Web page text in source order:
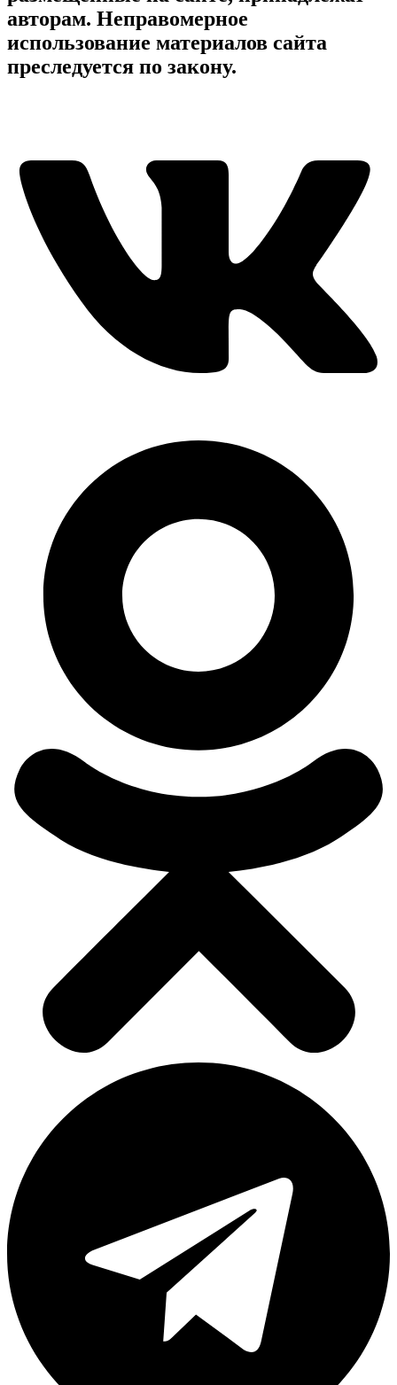
авторам. Неправомерное
использование материалов сайта
преследуется по закону.